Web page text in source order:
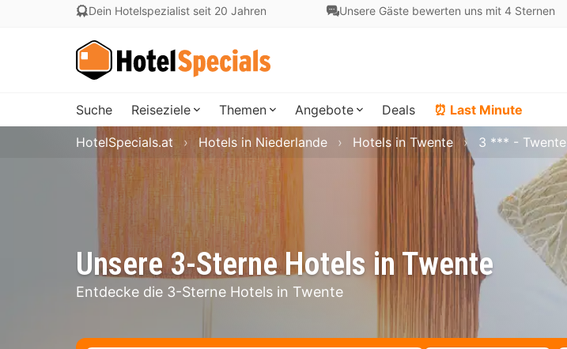
Dein Hotelspezialist seit 20 Jahren Unsere Gäste bewerten uns mit 4 Sternen
Suche Reiseziele Themen Angebote Deals ⏰ Last Minute
Unsere 3-Sterne Hotels in Twente
Entdecke die 3-Sterne Hotels in Twente
HotelSpecials.at Hotels in Niederlande Hotels in Twente 3 *** - Twente